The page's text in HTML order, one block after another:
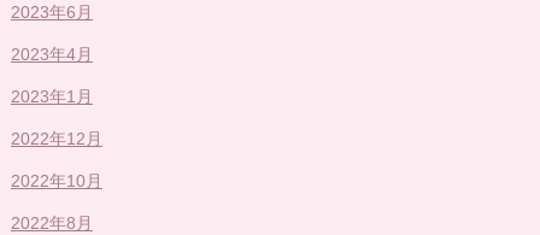
2023年6月
2023年4月
2023年1月
2022年12月
2022年10月
2022年8月